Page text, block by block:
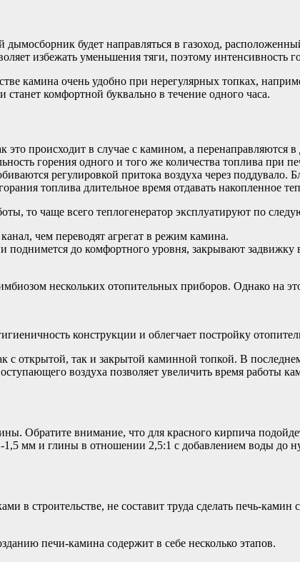
будет направляться в газоход,
избежать уменьшения тяги, поэтому интенсивность
камина очень удобно при нерегулярных топках,
комфортной буквально в течение одного часа.
это происходит в случае с камином, а
горения одного и того же количества топлива при
регулировкой притока воздуха через
топлива длительное время отдавать накопленное
то чаще всего теплогенератор эксплуатируют по
чем переводят агрегат в режим камина.
поднимется до комфортного уровня, закрывают
нескольких отопительных приборов. Однако на
конструкции и облегчает постройку
открытой, так и закрытой каминной топкой. В
воздуха позволяет увеличить время работы
Обратите внимание, что для красного кирпича
1,5 мм и глины в отношении 2,5:1 с добавлением воды
в строительстве, не составит труда сделать печь-
печи-камина содержит в себе несколько этапов.